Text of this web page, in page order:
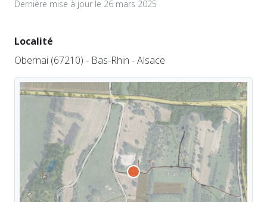
Dernière mise à jour le 26 mars 2025
Localité
Obernai (67210) - Bas-Rhin - Alsace